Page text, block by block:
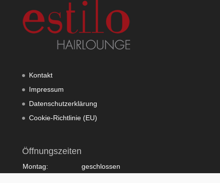
Kontakt
Impressum
Datenschutzerklärung
Cookie-Richtlinie (EU)
Öffnungszeiten
Montag:
geschlossen